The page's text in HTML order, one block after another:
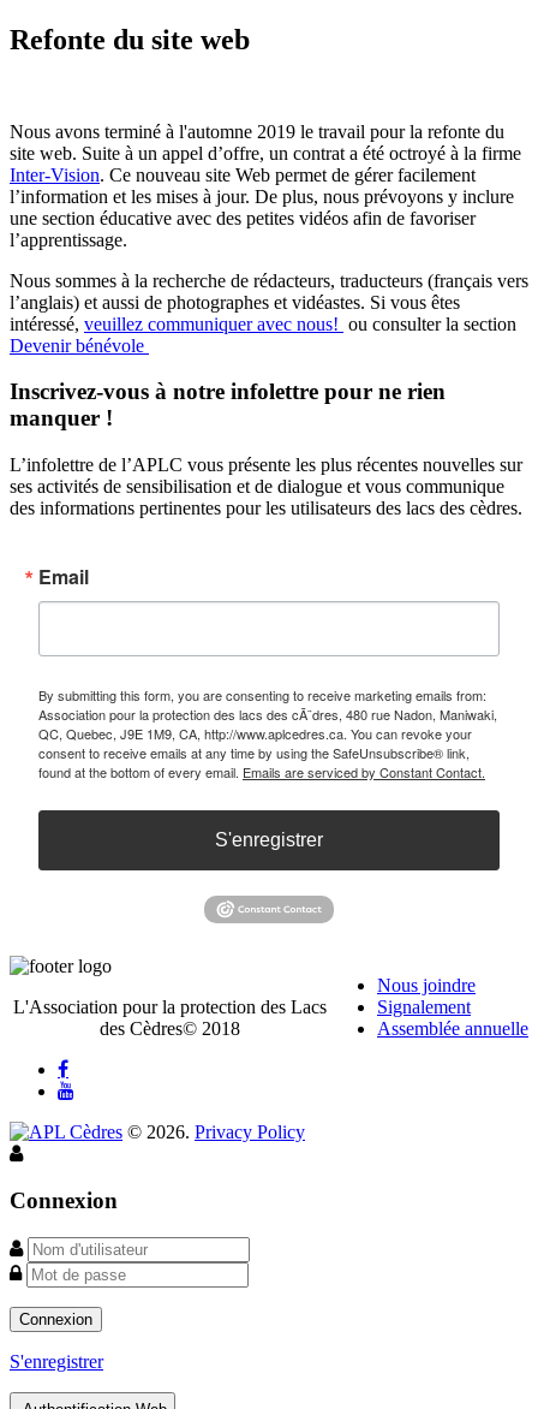
Refonte du site web
Nous avons terminé à l'automne 2019 le travail pour la refonte du
site web. Suite à un appel d’offre, un contrat a été octroyé à la firme
Inter-Vision. Ce nouveau site Web permet de gérer facilement
l’information et les mises à jour. De plus, nous prévoyons y inclure
une section éducative avec des petites vidéos afin de favoriser
l’apprentissage.
Nous sommes à la recherche de rédacteurs, traducteurs (français vers
l’anglais) et aussi de photographes et vidéastes. Si vous êtes
intéressé, veuillez communiquer avec nous! ou consulter la section
Devenir bénévole
Inscrivez-vous à notre infolettre pour ne rien
manquer !
L’infolettre de l’APLC vous présente les plus récentes nouvelles sur
ses activités de sensibilisation et de dialogue et vous communique
des informations pertinentes pour les utilisateurs des lacs des cèdres.
Email
By submitting this form, you are consenting to receive marketing emails from:
Association pour la protection des lacs des cÃ¨dres, 480 rue Nadon, Maniwaki,
QC, Quebec, J9E 1M9, CA, http://www.aplcedres.ca. You can revoke your
consent to receive emails at any time by using the SafeUnsubscribe® link,
found at the bottom of every email. Emails are serviced by Constant Contact.
S'enregistrer
Nous joindre
Signalement
Assemblée annuelle
L'Association pour la protection des Lacs
des Cèdres© 2018
© 2026. Privacy Policy
Connexion
Connexion
S'enregistrer